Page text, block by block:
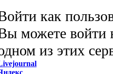
как
можете войти
из этих